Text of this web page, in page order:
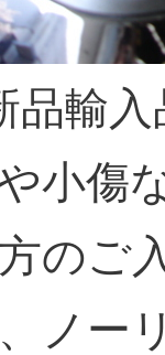
品輸
小傷
のご
ノー